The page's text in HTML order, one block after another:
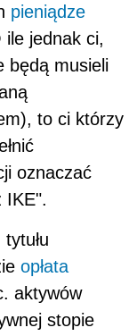
pieniądze
ile jednak ci,
będą musieli
to ci którzy
oznaczać
IKE".
opłata
aktywów
stopie